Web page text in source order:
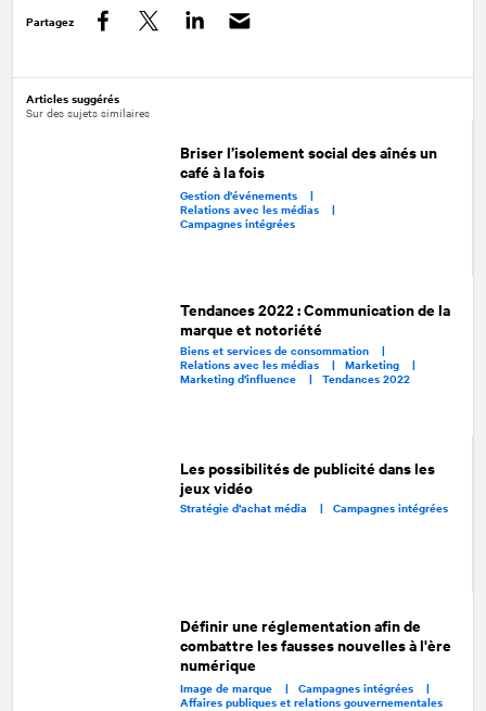
Partagez
Articles suggérés
Sur des sujets similaires
Briser l’isolement social des aînés un
café à la fois
Gestion d'événements |
Relations avec les médias |
Campagnes intégrées
Tendances 2022 : Communication de la
marque et notoriété
Biens et services de consommation |
Relations avec les médias |Marketing |
Marketing d’influence |Tendances 2022
Les possibilités de publicité dans les
jeux vidéo
Stratégie d’achat média | Campagnes intégrées
Définir une réglementation afin de
combattre les fausses nouvelles à l'ère
numérique
Image de marque |Campagnes intégrées |
Affaires publiques et relations gouvernementales